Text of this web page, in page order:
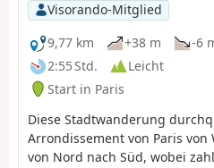
Visorando-Mitglied
9,77 km
+38 m
-6
2:55 Std.
Leicht
Start in Paris
Diese Stadtwanderung
Arrondissement von Paris
von Nord nach Süd, wobei